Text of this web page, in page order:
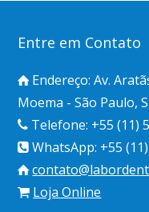
Entre em Contato
Endereço: Av.
Moema - São Paulo,
Telefone: +55 (11)
WhatsApp: +55
Loja Online